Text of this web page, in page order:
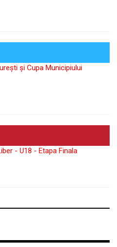
și Cupa Municipiului
- U18 - Etapa Finala